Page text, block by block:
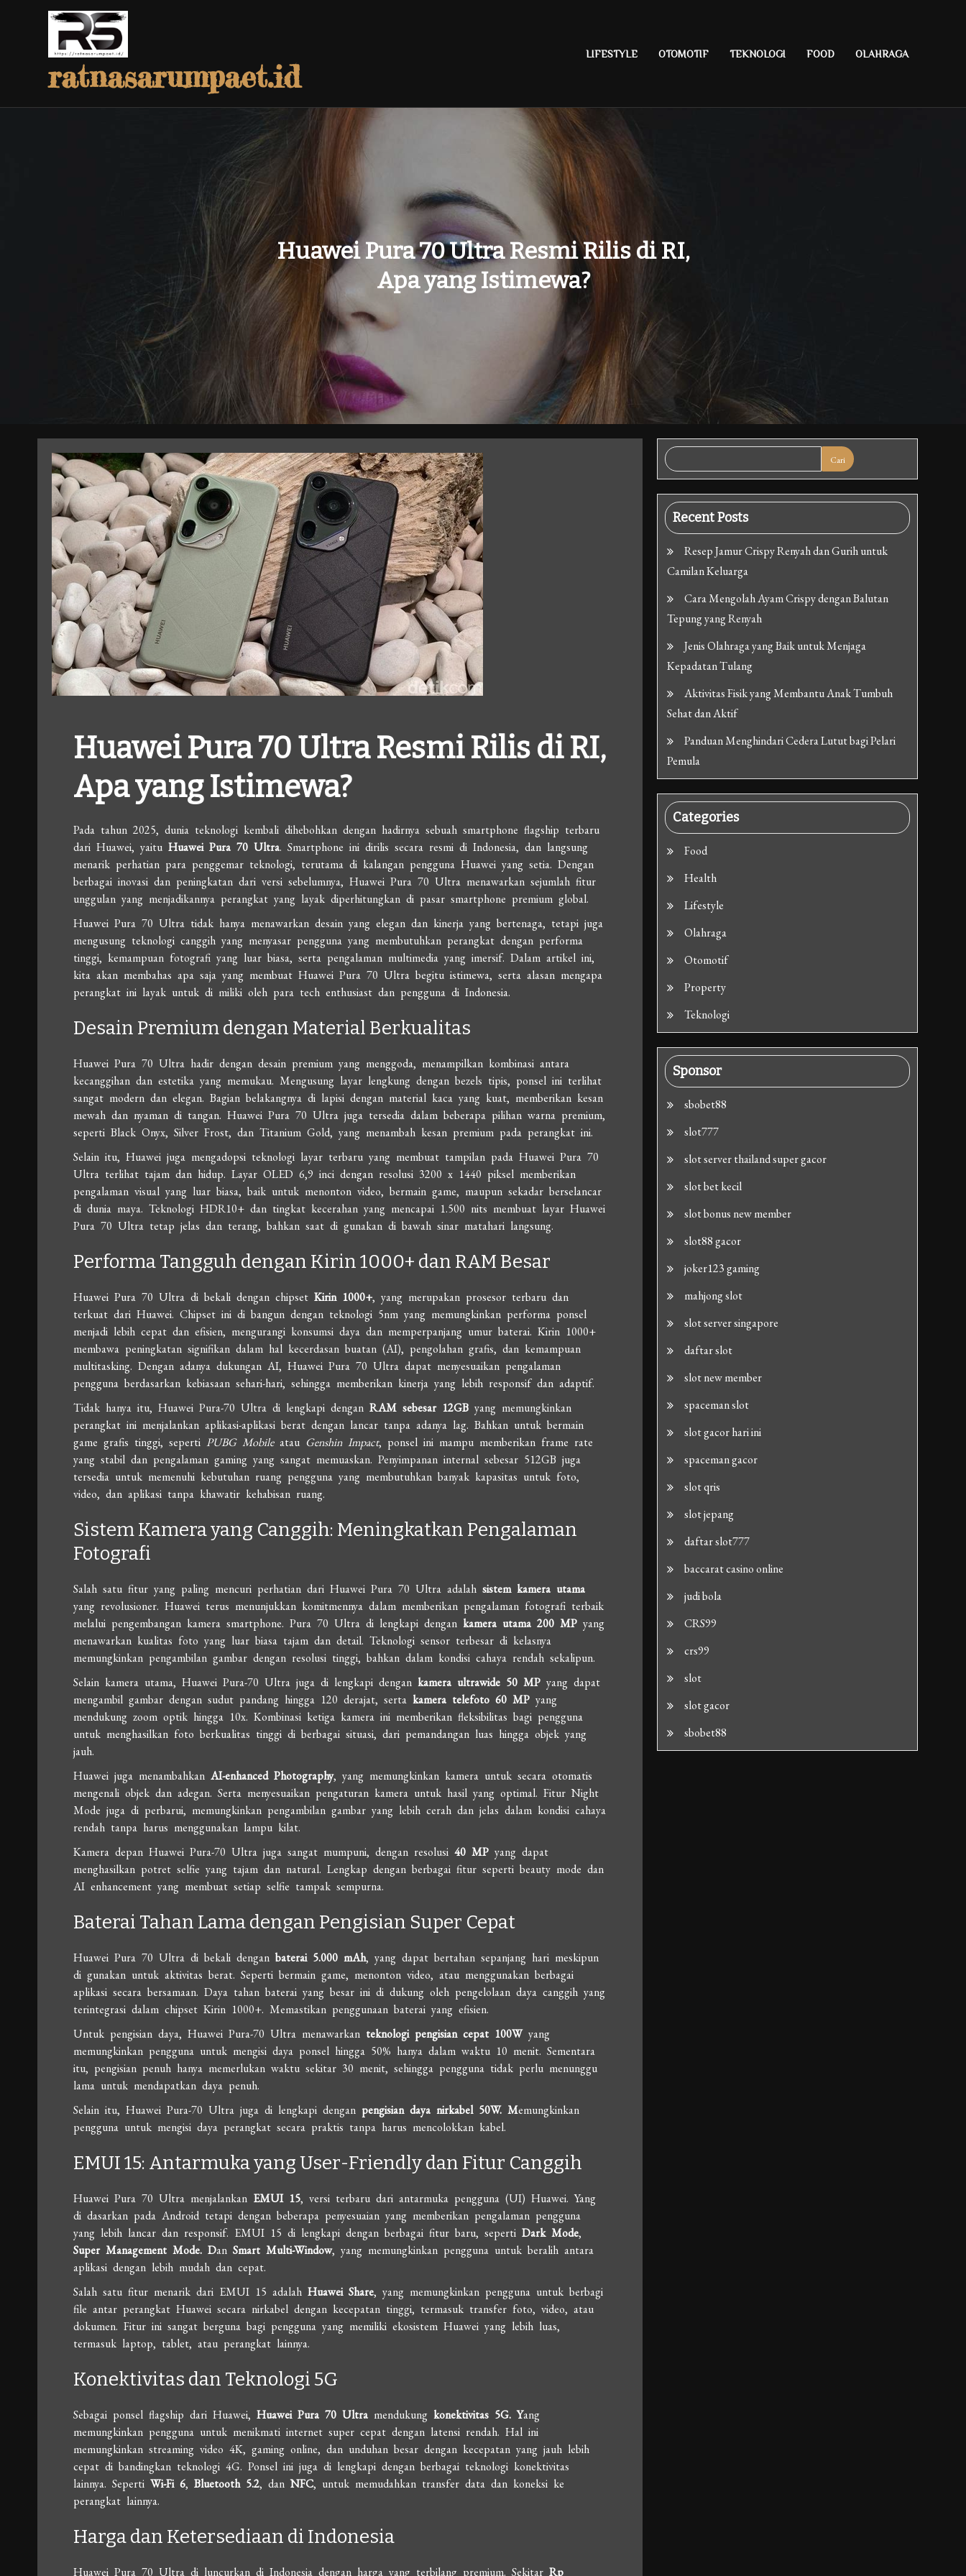
ratnasarumpaet.id
LIFESTYLE OTOMOTIF TEKNOLOGI FOOD OLAHRAGA
Huawei Pura 70 Ultra Resmi Rilis di RI,
Apa yang Istimewa?
Huawei Pura 70 Ultra Resmi Rilis di RI,
Apa yang Istimewa?
Pada tahun 2025, dunia teknologi kembali dihebohkan dengan hadirnya sebuah smartphone flagship terbaru
dari Huawei, yaituHuawei Pura 70 Ultra. Smartphone ini dirilis secara resmi di Indonesia, dan langsung
menarik perhatian para penggemar teknologi, terutama di kalangan pengguna Huawei yang setia. Dengan
berbagai inovasi dan peningkatan dari versi sebelumnya, Huawei Pura 70 Ultra menawarkan sejumlah fitur
unggulan yang menjadikannya perangkat yang layak diperhitungkan di pasar smartphone premium global.
Huawei Pura 70 Ultra tidak hanya menawarkan desain yang elegan dan kinerja yang bertenaga, tetapi juga
mengusung teknologi canggih yang menyasar pengguna yang membutuhkan perangkat dengan performa
tinggi, kemampuan fotografi yang luar biasa, serta pengalaman multimedia yang imersif. Dalam artikel ini,
kita akan membahas apa saja yang membuat Huawei Pura 70 Ultra begitu istimewa, serta alasan mengapa
perangkat ini layak untuk di miliki oleh para tech enthusiast dan pengguna di Indonesia.
Desain Premium dengan Material Berkualitas
Huawei Pura 70 Ultra hadir dengan desain premium yang menggoda, menampilkan kombinasi antara
kecanggihan dan estetika yang memukau. Mengusung layar lengkung dengan bezels tipis, ponsel ini terlihat
sangat modern dan elegan. Bagian belakangnya di lapisi dengan material kaca yang kuat, memberikan kesan
mewah dan nyaman di tangan. Huawei Pura 70 Ultra juga tersedia dalam beberapa pilihan warna premium,
seperti Black Onyx, Silver Frost, dan Titanium Gold, yang menambah kesan premium pada perangkat ini.
Selain itu, Huawei juga mengadopsi teknologi layar terbaru yang membuat tampilan pada Huawei Pura 70
Ultra terlihat tajam dan hidup. Layar OLED 6,9 inci dengan resolusi 3200 x 1440 piksel memberikan
pengalaman visual yang luar biasa, baik untuk menonton video, bermain game, maupun sekadar berselancar
di dunia maya. Teknologi HDR10+ dan tingkat kecerahan yang mencapai 1.500 nits membuat layar Huawei
Pura 70 Ultra tetap jelas dan terang, bahkan saat di gunakan di bawah sinar matahari langsung.
Performa Tangguh dengan Kirin 1000+ dan RAM Besar
Huawei Pura 70 Ultra di bekali dengan chipsetKirin 1000+, yang merupakan prosesor terbaru dan
terkuat dari Huawei. Chipset ini di bangun dengan teknologi 5nm yang memungkinkan performa ponsel
menjadi lebih cepat dan efisien, mengurangi konsumsi daya dan memperpanjang umur baterai. Kirin 1000+
membawa peningkatan signifikan dalam hal kecerdasan buatan (AI), pengolahan grafis, dan kemampuan
multitasking. Dengan adanya dukungan AI, Huawei Pura 70 Ultra dapat menyesuaikan pengalaman
pengguna berdasarkan kebiasaan sehari-hari, sehingga memberikan kinerja yang lebih responsif dan adaptif.
Tidak hanya itu, Huawei Pura-70 Ultra di lengkapi denganRAM sebesar 12GB yang memungkinkan
perangkat ini menjalankan aplikasi-aplikasi berat dengan lancar tanpa adanya lag. Bahkan untuk bermain
game grafis tinggi, sepertiPUBG Mobileatau Genshin Impact, ponsel ini mampu memberikan frame rate
yang stabil dan pengalaman gaming yang sangat memuaskan. Penyimpanan internal sebesar 512GB juga
tersedia untuk memenuhi kebutuhan ruang pengguna yang membutuhkan banyak kapasitas untuk foto,
video, dan aplikasi tanpa khawatir kehabisan ruang.
Sistem Kamera yang Canggih: Meningkatkan Pengalaman
Fotografi
Salah satu fitur yang paling mencuri perhatian dari Huawei Pura 70 Ultra adalahsistem kamera utama
yang revolusioner. Huawei terus menunjukkan komitmennya dalam memberikan pengalaman fotografi terbaik
melalui pengembangan kamera smartphone. Pura 70 Ultra di lengkapi dengankamera utama 200 MP yang
menawarkan kualitas foto yang luar biasa tajam dan detail. Teknologi sensor terbesar di kelasnya
memungkinkan pengambilan gambar dengan resolusi tinggi, bahkan dalam kondisi cahaya rendah sekalipun.
Selain kamera utama, Huawei Pura-70 Ultra juga di lengkapi dengankamera ultrawide 50 MP yang dapat
mengambil gambar dengan sudut pandang hingga 120 derajat, sertakamera telefoto 60 MP yang
mendukung zoom optik hingga 10x. Kombinasi ketiga kamera ini memberikan fleksibilitas bagi pengguna
untuk menghasilkan foto berkualitas tinggi di berbagai situasi, dari pemandangan luas hingga objek yang
jauh.
Huawei juga menambahkanAI-enhanced Photography, yang memungkinkan kamera untuk secara otomatis
mengenali objek dan adegan. Serta menyesuaikan pengaturan kamera untuk hasil yang optimal. Fitur Night
Mode juga di perbarui, memungkinkan pengambilan gambar yang lebih cerah dan jelas dalam kondisi cahaya
rendah tanpa harus menggunakan lampu kilat.
Kamera depan Huawei Pura-70 Ultra juga sangat mumpuni, dengan resolusi40 MP yang dapat
menghasilkan potret selfie yang tajam dan natural. Lengkap dengan berbagai fitur seperti beauty mode dan
AI enhancement yang membuat setiap selfie tampak sempurna.
Baterai Tahan Lama dengan Pengisian Super Cepat
Huawei Pura 70 Ultra di bekali denganbaterai 5.000 mAh, yang dapat bertahan sepanjang hari meskipun
di gunakan untuk aktivitas berat. Seperti bermain game, menonton video, atau menggunakan berbagai
aplikasi secara bersamaan. Daya tahan baterai yang besar ini di dukung oleh pengelolaan daya canggih yang
terintegrasi dalam chipset Kirin 1000+. Memastikan penggunaan baterai yang efisien.
Untuk pengisian daya, Huawei Pura-70 Ultra menawarkan teknologi pengisian cepat 100Wyang
memungkinkan pengguna untuk mengisi daya ponsel hingga 50% hanya dalam waktu 10 menit. Sementara
itu, pengisian penuh hanya memerlukan waktu sekitar 30 menit, sehingga pengguna tidak perlu menunggu
lama untuk mendapatkan daya penuh.
Selain itu, Huawei Pura-70 Ultra juga di lengkapi dengan pengisian daya nirkabel 50W. Memungkinkan
pengguna untuk mengisi daya perangkat secara praktis tanpa harus mencolokkan kabel.
EMUI 15: Antarmuka yang User-Friendly dan Fitur Canggih
Huawei Pura 70 Ultra menjalankan EMUI 15, versi terbaru dari antarmuka pengguna (UI) Huawei. Yang
di dasarkan pada Android tetapi dengan beberapa penyesuaian yang memberikan pengalaman pengguna
yang lebih lancar dan responsif. EMUI 15 di lengkapi dengan berbagai fitur baru, sepertiDark Mode,
Super Management Mode. DanSmart Multi-Window, yang memungkinkan pengguna untuk beralih antara
aplikasi dengan lebih mudah dan cepat.
Salah satu fitur menarik dari EMUI 15 adalahHuawei Share, yang memungkinkan pengguna untuk berbagi
file antar perangkat Huawei secara nirkabel dengan kecepatan tinggi, termasuk transfer foto, video, atau
dokumen. Fitur ini sangat berguna bagi pengguna yang memiliki ekosistem Huawei yang lebih luas,
termasuk laptop, tablet, atau perangkat lainnya.
Konektivitas dan Teknologi 5G
Sebagai ponsel flagship dari Huawei,Huawei Pura 70 Ultra mendukungkonektivitas 5G. Yang
memungkinkan pengguna untuk menikmati internet super cepat dengan latensi rendah. Hal ini
memungkinkan streaming video 4K, gaming online, dan unduhan besar dengan kecepatan yang jauh lebih
cepat di bandingkan teknologi 4G. Ponsel ini juga di lengkapi dengan berbagai teknologi konektivitas
lainnya. SepertiWi-Fi 6,Bluetooth 5.2, danNFC, untuk memudahkan transfer data dan koneksi ke
perangkat lainnya.
Harga dan Ketersediaan di Indonesia
Huawei Pura 70 Ultra di luncurkan di Indonesia dengan harga yang terbilang premium. SekitarRp
Cari
Recent Posts
Resep Jamur Crispy Renyah dan Gurih untuk
Camilan Keluarga
Cara Mengolah Ayam Crispy dengan Balutan
Tepung yang Renyah
Jenis Olahraga yang Baik untuk Menjaga
Kepadatan Tulang
Aktivitas Fisik yang Membantu Anak Tumbuh
Sehat dan Aktif
Panduan Menghindari Cedera Lutut bagi Pelari
Pemula
Categories
Food
Health
Lifestyle
Olahraga
Otomotif
Property
Teknologi
Sponsor
sbobet88
slot777
slot server thailand super gacor
slot bet kecil
slot bonus new member
slot88 gacor
joker123 gaming
mahjong slot
slot server singapore
daftar slot
slot new member
spaceman slot
slot gacor hari ini
spaceman gacor
slot qris
slot jepang
daftar slot777
baccarat casino online
judi bola
CRS99
crs99
slot
slot gacor
sbobet88